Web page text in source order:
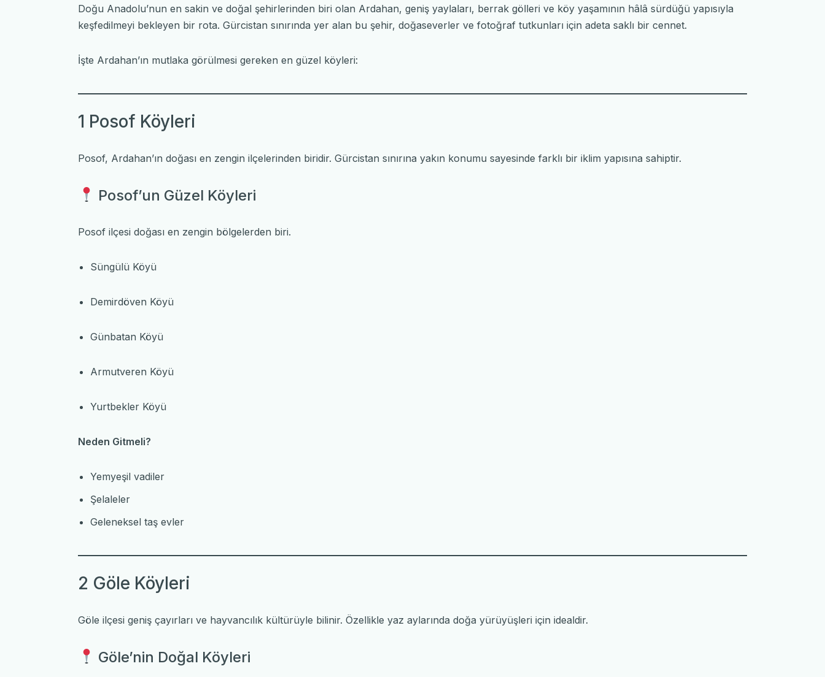
Doğu Anadolu’nun en sakin ve doğal şehirlerinden biri olan Ardahan, geniş yaylaları, berrak gölleri ve köy yaşamının hâlâ sürdüğü yapısıyla
keşfedilmeyi bekleyen bir rota. Gürcistan sınırında yer alan bu şehir, doğaseverler ve fotoğraf tutkunları için adeta saklı bir cennet.
İşte Ardahan’ın mutlaka görülmesi gereken en güzel köyleri:
1 Posof Köyleri
Posof, Ardahan’ın doğası en zengin ilçelerinden biridir. Gürcistan sınırına yakın konumu sayesinde farklı bir iklim yapısına sahiptir.
Posof’un Güzel Köyleri
Posof ilçesi doğası en zengin bölgelerden biri.
Süngülü Köyü
Demirdöven Köyü
Günbatan Köyü
Armutveren Köyü
Yurtbekler Köyü
Neden Gitmeli?
Yemyeşil vadiler
Şelaleler
Geleneksel taş evler
2 Göle Köyleri
Göle ilçesi geniş çayırları ve hayvancılık kültürüyle bilinir. Özellikle yaz aylarında doğa yürüyüşleri için idealdir.
Göle’nin Doğal Köyleri